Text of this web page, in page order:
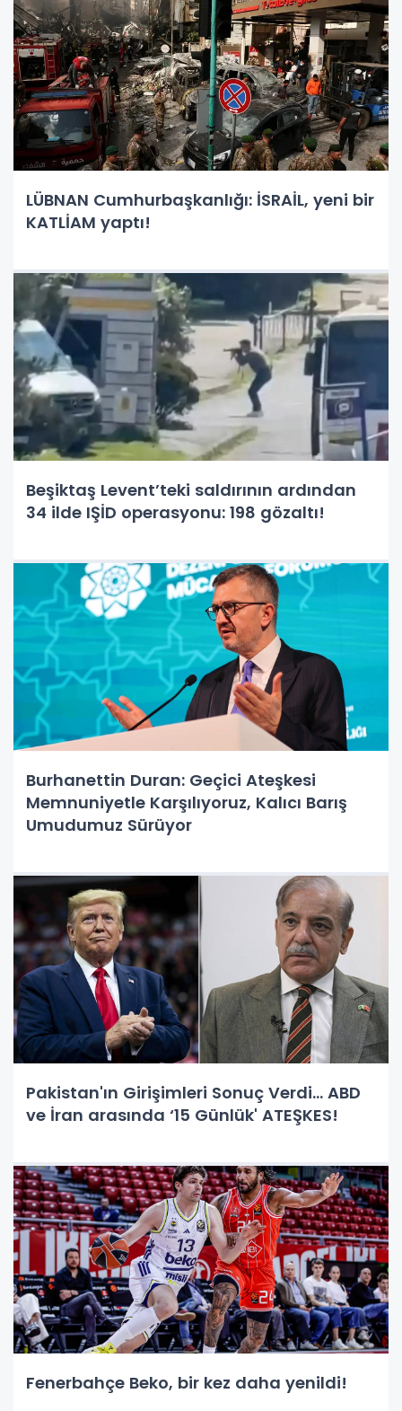
LÜBNAN Cumhurbaşkanlığı: İSRAİL, yeni bir
KATLİAM yaptı!
Beşiktaş Levent’teki saldırının ardından
34 ilde IŞİD operasyonu: 198 gözaltı!
Burhanettin Duran: Geçici Ateşkesi
Memnuniyetle Karşılıyoruz, Kalıcı Barış
Umudumuz Sürüyor
Pakistan'ın Girişimleri Sonuç Verdi… ABD
ve İran arasında ‘15 Günlük' ATEŞKES!
Fenerbahçe Beko, bir kez daha yenildi!